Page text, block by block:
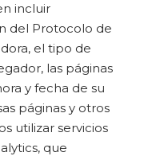
incluir
del Protocolo de
el tipo de
las páginas
y fecha de su
páginas y otros
utilizar servicios
que